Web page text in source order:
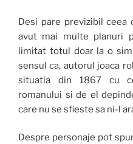
Desi pare previzibil ceea
avut mai multe planuri
limitat totul doar la o
sensul ca, autorul joaca
situatia din 1867 cu
romanului si de el
care nu se sfieste sa ni-l
Despre personaje pot